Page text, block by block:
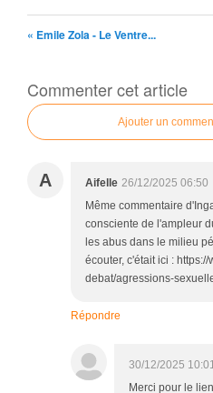
« Emile Zola - Le Ventre...
Commenter cet article
Ajouter un
A Aifelle 26/12/2025 06:50
Même commentaire
consciente de l'ampleur
les abus dans le milieu
écouter, c'était ici :
debat/agressions-
Répondre
30/12/2025
Merci pour le